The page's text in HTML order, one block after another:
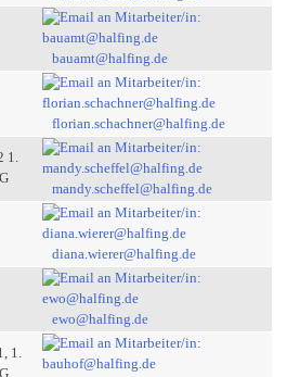
bauamt@halfing.de
florian.schachner@halfing.de
1.
mandy.scheffel@halfing.de
diana.wierer@halfing.de
ewo@halfing.de
1.